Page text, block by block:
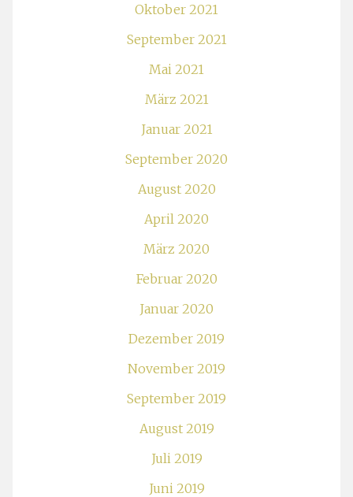
Oktober 2021
September 2021
Mai 2021
März 2021
Januar 2021
September 2020
August 2020
April 2020
März 2020
Februar 2020
Januar 2020
Dezember 2019
November 2019
September 2019
August 2019
Juli 2019
Juni 2019